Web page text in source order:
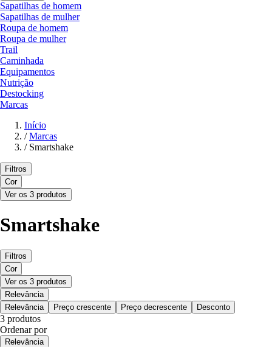
Sapatilhas de homem
Sapatilhas de mulher
Roupa de homem
Roupa de mulher
Trail
Caminhada
Equipamentos
Nutrição
Destocking
Marcas
Início
/ Marcas
/ Smartshake
Filtros
Cor
Ver os 3 produtos
Smartshake
Filtros
Cor
Ver os 3 produtos
Relevância
Relevância
Preço crescente Preço decrescente Desconto
3 produtos
Ordenar por
Relevância